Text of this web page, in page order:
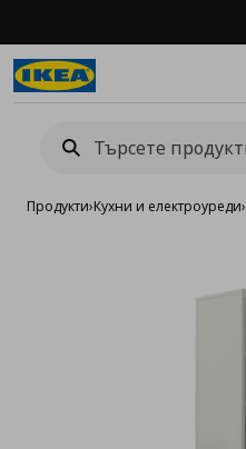
Продукти›Кухни и електроуреди›